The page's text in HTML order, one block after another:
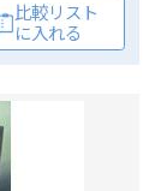
比較リスト
に入れる